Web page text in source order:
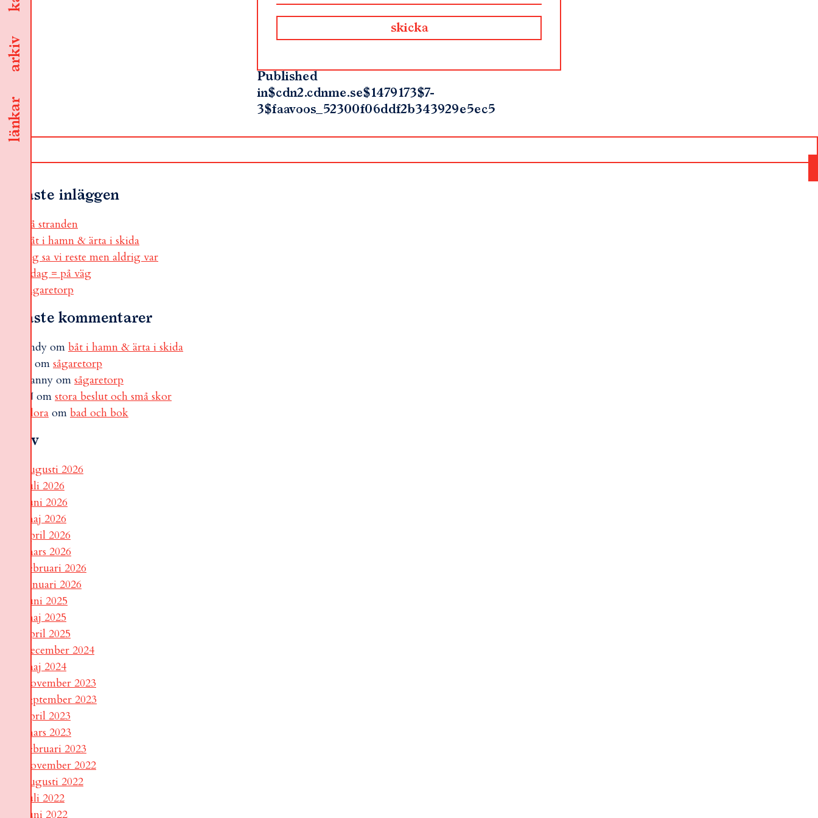
länkar
arkiv
Published
in$cdn2.cdnme.se$1479173$7-
3$faavoos_52300f06ddf2b343929e5ec5
Senaste inläggen
på stranden
båt i hamn & ärta i skida
jag sa vi reste men aldrig var
i dag = på väg
sågaretorp
Senaste kommentarer
andy om båt i hamn & ärta i skida
om sågaretorp
Fanny om sågaretorp
N om stora beslut och små skor
Flora om bad och bok
Arkiv
augusti 2026
juli 2026
juni 2026
maj 2026
april 2026
mars 2026
februari 2026
januari 2026
juni 2025
maj 2025
april 2025
december 2024
maj 2024
november 2023
september 2023
april 2023
mars 2023
februari 2023
november 2022
augusti 2022
juli 2022
juni 2022